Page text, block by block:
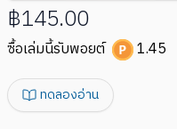
฿145.00
ซื้อเล่มนี้รับพอยต์ 1.45
ทดลองอ่าน